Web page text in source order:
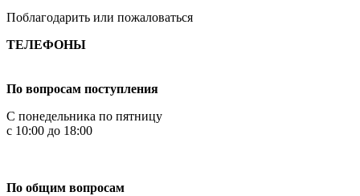
Поблагодарить или пожаловаться
ТЕЛЕФОНЫ
По вопросам поступления
С понедельника по пятницу
с 10:00 до 18:00
По общим вопросам